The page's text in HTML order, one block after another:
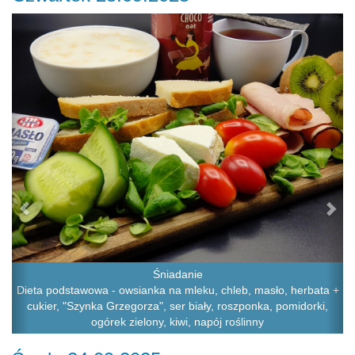
Śniadanie
Dieta podstawowa - owsianka na mleku, chleb, masło, herbata +
cukier, "Szynka Grzegorza", ser biały, roszponka, pomidorki,
ogórek zielony, kiwi, napój roślinny
Previous